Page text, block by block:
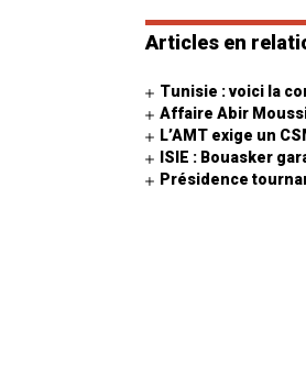
Articles en
Tunisie : voici la
Affaire Abir
L’AMT exige un
ISIE : Bouasker
Présidence